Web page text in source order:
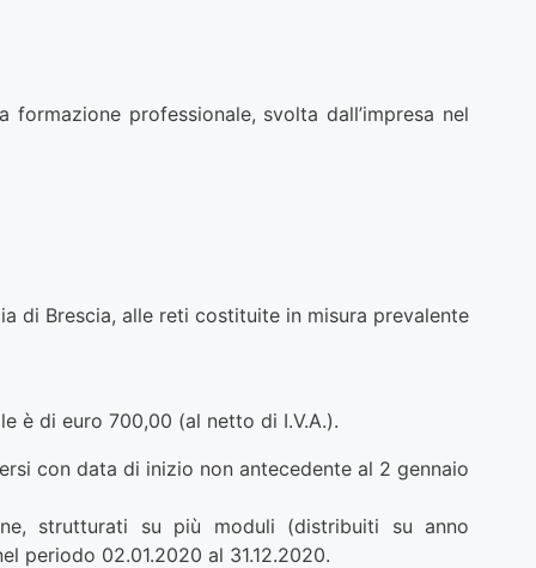
professionale, svolta dall’impresa nel
di Brescia, alle reti costituite in misura prevalente
è di euro 700,00 (al netto di I.V.A.).
con data di inizio non antecedente al 2 gennaio
strutturati su più moduli (distribuiti su anno
periodo 02.01.2020 al 31.12.2020.